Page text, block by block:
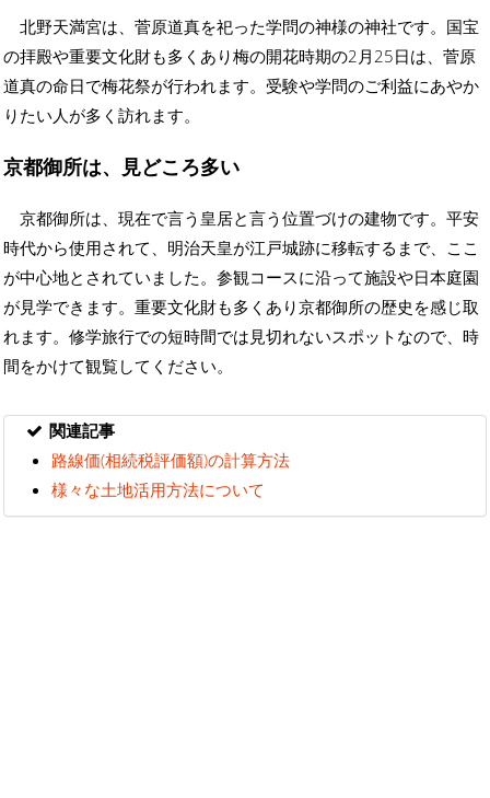
北野天満宮は、菅原道真を祀った学問の神様の神社です。国宝
の拝殿や重要文化財も多くあり梅の開花時期の2月25日は、菅原
道真の命日で梅花祭が行われます。受験や学問のご利益にあやか
りたい人が多く訪れます。
京都御所は、見どころ多い
京都御所は、現在で言う皇居と言う位置づけの建物です。平安
時代から使用されて、明治天皇が江戸城跡に移転するまで、ここ
が中心地とされていました。参観コースに沿って施設や日本庭園
が見学できます。重要文化財も多くあり京都御所の歴史を感じ取
れます。修学旅行での短時間では見切れないスポットなので、時
間をかけて観覧してください。
関連記事
路線価(相続税評価額)の計算方法
様々な土地活用方法について